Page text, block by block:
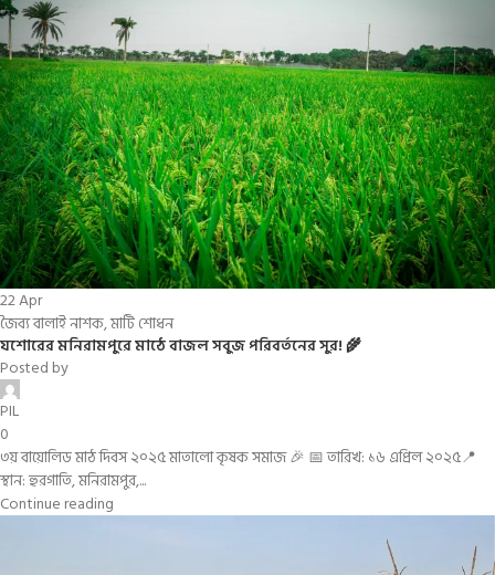
22Apr
জৈব্য বালাই নাশক,মাটি শোধন
যশোরের মনিরামপুরে মাঠে বাজল সবুজ পরিবর্তনের সুর! 🌾
Posted by
PIL
0
৩য় বায়োলিড মাঠ দিবস ২০২৫ মাতালো কৃষক সমাজ 🎉 📅 তারিখ: ১৬ এপ্রিল ২০২৫📍
স্থান: হুরগাতি, মনিরামপুর,...
Continue reading